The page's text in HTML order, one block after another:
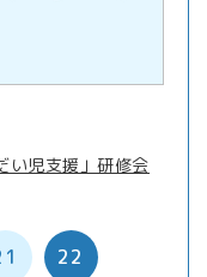
い児支援」研修会
22